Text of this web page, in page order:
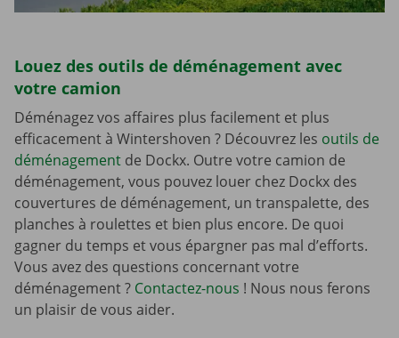
Louez des outils de déménagement avec
votre camion
Déménagez vos affaires plus facilement et plus
efficacement à Wintershoven ? Découvrez les outils de
déménagement de Dockx. Outre votre camion de
déménagement, vous pouvez louer chez Dockx des
couvertures de déménagement, un transpalette, des
planches à roulettes et bien plus encore. De quoi
gagner du temps et vous épargner pas mal d’efforts.
Vous avez des questions concernant votre
déménagement ? Contactez-nous ! Nous nous ferons
un plaisir de vous aider.